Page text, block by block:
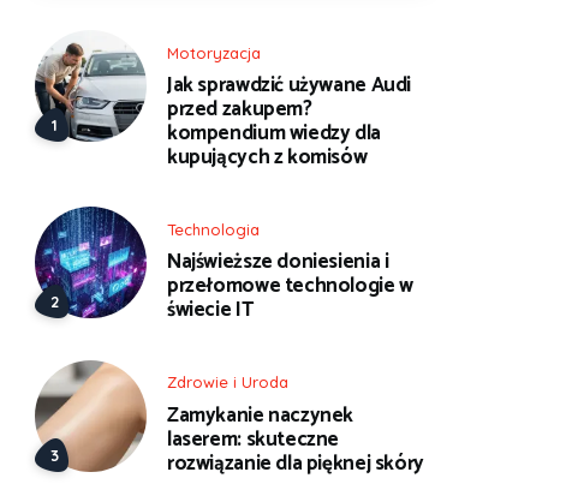
Motoryzacja
Jak sprawdzić używane Audi
przed zakupem?
kompendium wiedzy dla
kupujących z komisów
Technologia
Najświeższe doniesienia i
przełomowe technologie w
świecie IT
Zdrowie i Uroda
Zamykanie naczynek
laserem: skuteczne
rozwiązanie dla pięknej skóry